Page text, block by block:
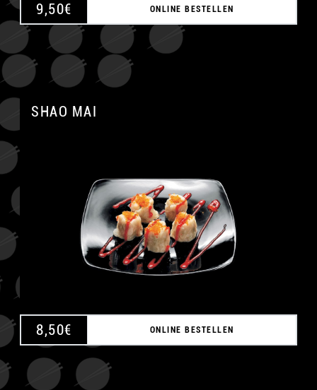
9,50€ ONLINE BESTELLEN
SHAO MAI
8,50€ ONLINE BESTELLEN